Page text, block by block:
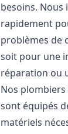
besoins. Nous
rapidement
problèmes de
soit pour une
réparation ou
Nos
sont équipés
matériels